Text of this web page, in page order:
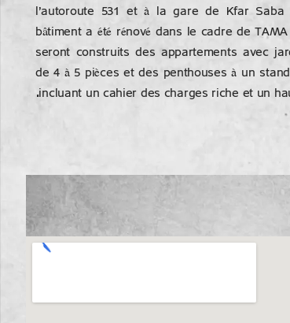
l’autoroute 531 et à la gare de Kfar Saba
bâtiment a été rénové dans le cadre de
seront construits des appartements avec
de 4 à 5 pièces et des penthouses à un
incluant un cahier des charges riche et un
.